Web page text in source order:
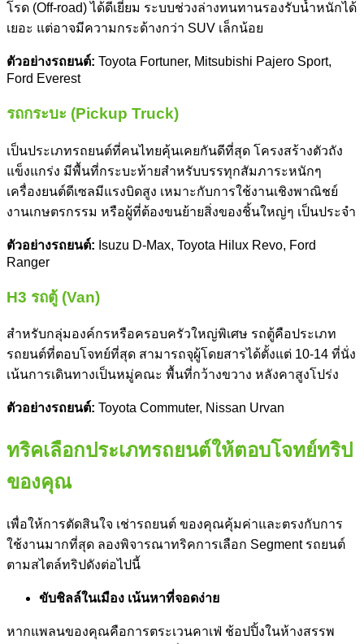
โรด (Off-road) ได้ดีเยี่ยม ระบบช่วงล่างทนทานรองรับน้ำหนักได้
เยอะ แต่อาจมีความกระด้างกว่า SUV เล็กน้อย
ตัวอย่างรถยนต์: Toyota Fortuner, Mitsubishi Pajero Sport,
Ford Everest
รถกระบะ (Pickup Truck)
เป็นประเภทรถยนต์ที่คนไทยคุ้นเคยกันดีที่สุด โครงสร้างตัวถัง
แข็งแกร่ง มีพื้นที่กระบะท้ายสำหรับบรรทุกสัมภาระหนักๆ
เครื่องยนต์ดีเซลมีแรงบิดสูง เหมาะกับการใช้งานเชิงพาณิชย์
งานเกษตรกรรม หรือผู้ที่ต้องขนย้ายสิ่งของชิ้นใหญ่ๆ เป็นประจำ
ตัวอย่างรถยนต์: Isuzu D-Max, Toyota Hilux Revo, Ford
Ranger
H3 รถตู้ (Van)
สำหรับกลุ่มองค์กรหรือครอบครัวใหญ่พิเศษ รถตู้คือประเภท
รถยนต์ที่ตอบโจทย์ที่สุด สามารถจุผู้โดยสารได้ตั้งแต่ 10-14 ที่นั่ง
เน้นการเดินทางเป็นหมู่คณะ พื้นที่กว้างขวาง หลังคาสูงโปร่ง
ตัวอย่างรถยนต์: Toyota Commuter, Nissan Urvan
ทริคเลือกประเภทรถยนต์ให้ตอบโจทย์ทริป
ของคุณ
เพื่อให้การตัดสินใจ เช่ารถยนต์ ของคุณคุ้มค่าและตรงกับการ
ใช้งานมากที่สุด ลองพิจารณาทริคการเลือก Segment รถยนต์
ตามสไตล์ทริปดังต่อไปนี้
ขับชิลล์ในเมือง เน้นหาที่จอดง่าย
หากแพลนของคุณคือการตระเวนคาเฟ่ ช้อปปิ้งในห้างสรรพ